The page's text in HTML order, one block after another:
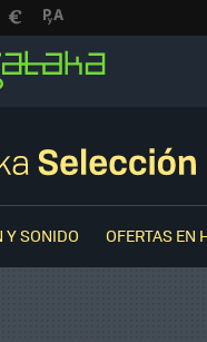
Y SONIDO OFERTAS EN